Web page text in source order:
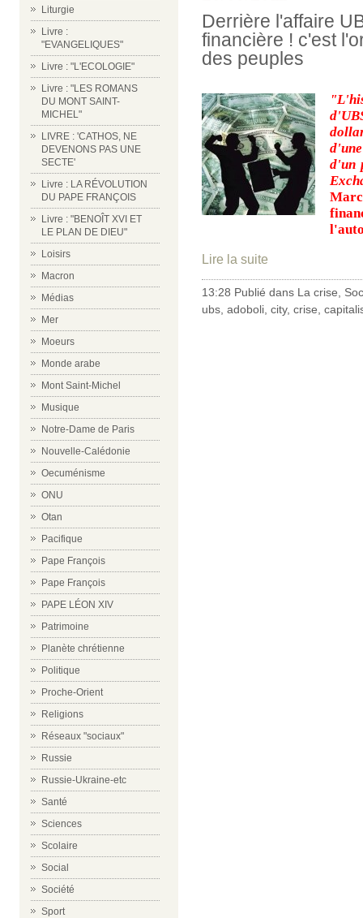
Liturgie
Livre :
"EVANGELIQUES"
Livre : "L'ECOLOGIE"
Livre : "LES ROMANS
DU MONT SAINT-
MICHEL"
LIVRE : 'CATHOS, NE
DEVENONS PAS UNE
SECTE'
Livre : LA RÉVOLUTION
DU PAPE FRANÇOIS
Livre : "BENOÎT XVI ET
LE PLAN DE DIEU"
Loisirs
Macron
Médias
Mer
Moeurs
Monde arabe
Mont Saint-Michel
Musique
Notre-Dame de Paris
Nouvelle-Calédonie
Oecuménisme
ONU
Otan
Pacifique
Pape François
Pape François
PAPE LÉON XIV
Patrimoine
Planète chrétienne
Politique
Proche-Orient
Religions
Réseaux "sociaux"
Russie
Russie-Ukraine-etc
Santé
Sciences
Scolaire
Social
Société
Sport
Derrière l'affaire
financière ! c'est
des peuples
"
d'un
Lire la suite
13:28 Publié dans La crise
ubs adoboli city, crise